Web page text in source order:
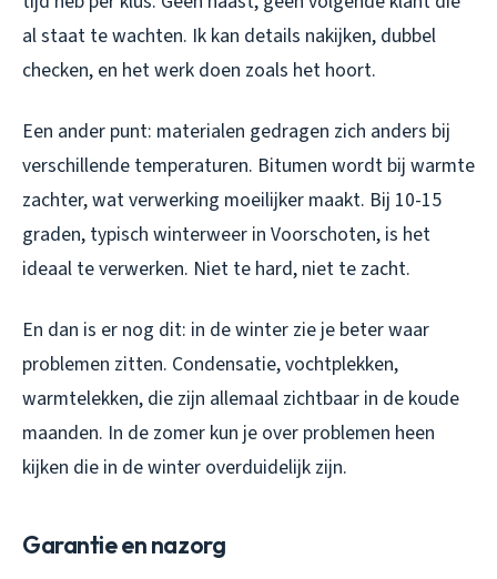
al staat te wachten. Ik kan details nakijken, dubbel
checken, en het werk doen zoals het hoort.
Een ander punt: materialen gedragen zich anders bij
verschillende temperaturen. Bitumen wordt bij warmte
zachter, wat verwerking moeilijker maakt. Bij 10-15
graden, typisch winterweer in Voorschoten, is het
ideaal te verwerken. Niet te hard, niet te zacht.
En dan is er nog dit: in de winter zie je beter waar
problemen zitten. Condensatie, vochtplekken,
warmtelekken, die zijn allemaal zichtbaar in de koude
maanden. In de zomer kun je over problemen heen
kijken die in de winter overduidelijk zijn.
Garantie en nazorg